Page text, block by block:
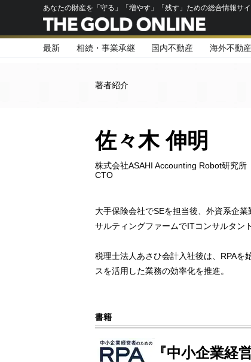
あなたの財産を「守る」「増やす」「残す」ための総合情報サイ
最新 相続・事業承継 国内不動産 海外不動産
著者紹介
佐々木 伸明
株式会社ASAHI Accounting Robot研究所
CTO
大手保険会社でSEを担当後、外資系企
サルティングファームでITコンサルタン
税理士法人あさひ会計入社後は、RPAを
スを活用した業務の効率化を推進。
書籍
『中小企業経